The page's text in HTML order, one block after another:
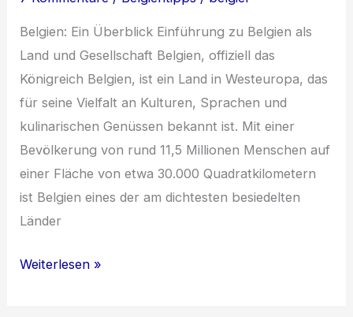
Belgien: Ein Überblick Einführung zu Belgien als
Land und Gesellschaft Belgien, offiziell das
Königreich Belgien, ist ein Land in Westeuropa, das
für seine Vielfalt an Kulturen, Sprachen und
kulinarischen Genüssen bekannt ist. Mit einer
Bevölkerung von rund 11,5 Millionen Menschen auf
einer Fläche von etwa 30.000 Quadratkilometern
ist Belgien eines der am dichtesten besiedelten
Länder
Belgien:
Weiterlesen »